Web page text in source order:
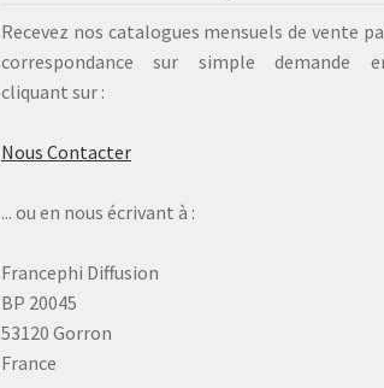
Recevez nos catalogues mensuels de vente
correspondance sur simple demande
cliquant sur :
Nous Contacter
... ou en nous écrivant à :
Francephi Diffusion
BP 20045
53120 Gorron
France